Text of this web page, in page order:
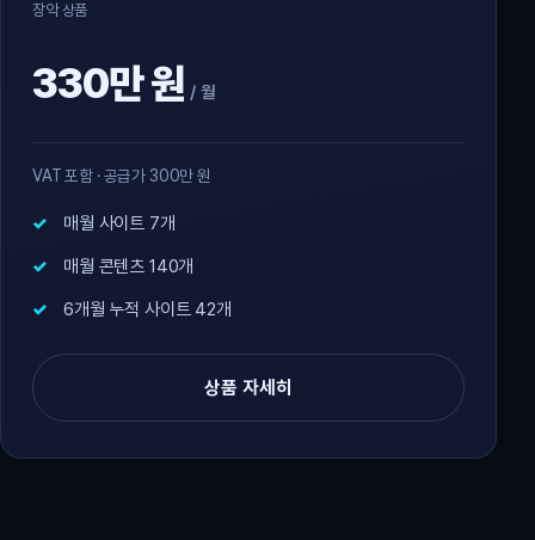
장악 상품
330만 원 / 월
VAT 포함 · 공급가 300만 원
매월 사이트 7개
매월 콘텐츠 140개
6개월 누적 사이트 42개
상품 자세히